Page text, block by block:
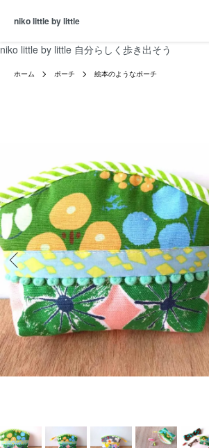
niko little by little 自分らしく歩き出そう
niko little by little
ホーム ポーチ 絵本のようなポーチ